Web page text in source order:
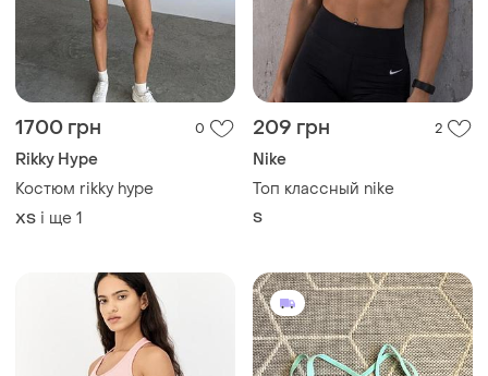
1700 грн 0
Rikky Hype
Костюм rikky hype
ХS і ще 1
209 грн 2
Nike
Топ классный nike
S